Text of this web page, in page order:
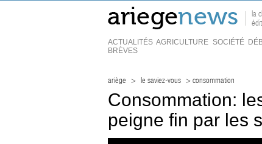
la
ACTUALITÉS AGRICULTURE SOCIÉTÉ
BRÈVES
ariège > le saviez-vous > consommation
Consommation:
peigne fin par les